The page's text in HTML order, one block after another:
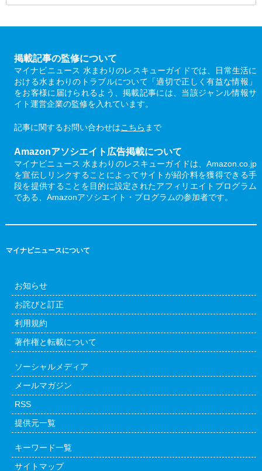
掲載記事の監修について
マイナビニュース 水まわりのレスキューガイドでは、日常生活に
おける水まわりのトラブルについて「適切で正しく有益な情報」
をお客様に届けられるよう、掲載記事には、当該ジャンル情報サ
イト運営企業の監修を入れています。
記事に関するお問い合わせはこちら まで
Amazonアソシエイト広告掲載について
マイナビニュース 水まわりのレスキューガイドは、Amazon.co.jp
を宣伝しリンクすることによってサイトが紹介料を獲得できる手
段を提供することを目的に設定されたアフィリエイトプログラム
である、Amazonアソシエイト・プログラムの参加者です。
マイナビニュースについて
お知らせ
お詫びと訂正
利用規約
著作権と転載について
ソーシャルメディア
メールマガジン
RSS
提供元一覧
キーワード一覧
サイトマップ